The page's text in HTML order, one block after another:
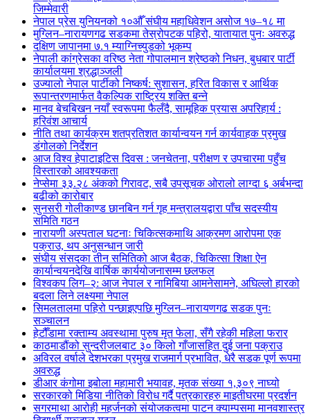
जिम्मेवारी
नेपाल प्रेस युनियनको १०औँ संघीय महाधिवेशन असोज १७–१८ मा
मुग्लिन–नारायणगढ सडकमा तेस्रोपटक पहिरो, यातायात पुनः अवरुद्ध
दक्षिण जापानमा ७.१ म्याग्निच्युडको भूकम्प
नेपाली कांग्रेसका वरिष्ठ नेता गोपालमान श्रेष्ठको निधन, बुधबार पार्टी
कार्यालयमा श्रद्धाञ्जली
उज्यालो नेपाल पार्टीको निष्कर्ष: सुशासन, हरित विकास र आर्थिक
रूपान्तरणमार्फत वैकल्पिक राष्ट्रिय शक्ति बन्ने
मानव बेचबिखन नयाँ स्वरूपमा फैलँदै, सामूहिक प्रयास अपरिहार्य :
हरिवंश आचार्य
नीति तथा कार्यक्रम शतप्रतिशत कार्यान्वयन गर्न कार्यवाहक प्रमुख
डंगोलको निर्देशन
आज विश्व हेपाटाइटिस दिवस : जनचेतना, परीक्षण र उपचारमा पहुँच
विस्तारको आवश्यकता
नेप्सेमा ३३.२८ अंकको गिरावट, सबै उपसूचक ओरालो लाग्दा ६ अर्बभन्दा
बढीको कारोबार
सुनसरी गोलीकाण्ड छानबिन गर्न गृह मन्त्रालयद्वारा पाँच सदस्यीय
समिति गठन
नारायणी अस्पताल घटनाः चिकित्सकमाथि आक्रमण आरोपमा एक
पक्राउ, थप अनुसन्धान जारी
संघीय संसदका तीन समितिको आज बैठक, चिकित्सा शिक्षा ऐन
कार्यान्वयनदेखि वार्षिक कार्ययोजनासम्म छलफल
विश्वकप लिग–२: आज नेपाल र नामिबिया आमनेसामने, अघिल्लो हारको
बदला लिने लक्ष्यमा नेपाल
सिमलतालमा पहिरो पन्छाइएपछि मुग्लिन–नारायणगढ सडक पुनः
सञ्चालन
हेटौँडामा रक्ताम्य अवस्थामा पुरुष मृत फेला, सँगै रहेकी महिला फरार
काठमाडौंको सुन्दरीजलबाट ३० किलो गाँजासहित दुई जना पक्राउ
अविरल वर्षाले देशभरका प्रमुख राजमार्ग प्रभावित, धेरै सडक पूर्ण रूपमा
अवरुद्ध
डीआर कंगोमा इबोला महामारी भयावह, मृतक संख्या १,३०९ नाघ्यो
सरकारको मिडिया नीतिको विरोध गर्दै पत्रकारहरु माइतीघरमा प्रदर्शन
सगरमाथा आरोही महर्जनको संयोजकत्वमा पाटन क्याम्पसमा मानवशास्त्र